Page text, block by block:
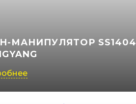
МАНИПУЛЯТОР SS1404